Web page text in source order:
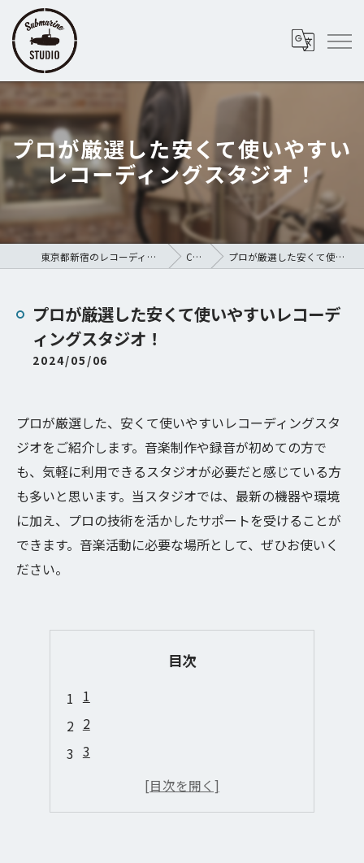
プロが厳選した安くて使いやすい
レコーディングスタジオ！
東京都新宿のレコーディングスタジオならSubmarine STUDIO COLUMN プロが厳選した安くて使いやすいレコーディングスタジオ！
プロが厳選した安くて使いやすいレコーデ
ィングスタジオ！
2024/05/06
プロが厳選した、安くて使いやすいレコーディングスタ
ジオをご紹介します。音楽制作や録音が初めての方で
も、気軽に利用できるスタジオが必要だと感じている方
も多いと思います。当スタジオでは、最新の機器や環境
に加え、プロの技術を活かしたサポートを受けることが
できます。音楽活動に必要な場所として、ぜひお使いく
ださい。
目次
1
2
3